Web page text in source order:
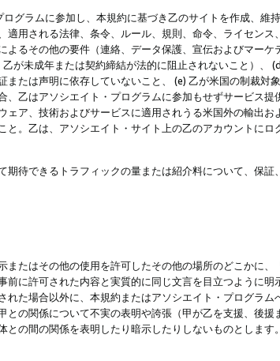
グラムに参加し、本規約に基づき乙のサイトを作成、維
用される法律、条令、ルール、規則、命令、ライセン
るその他の要件（連絡、データ保護、宣伝およびマー
が未成年または契約締結が法的に阻止されないこと）、
たは声明に依存していないこと、 (e) 乙が米国の制裁対
乙はアソシエイト・プログラムに参加もせずサービス
ア、技術およびサービスに適用されうる米国外の輸出
。乙は、アソシエイト・サイト上の乙のアカウントに
待できるトラフィックの量または紹介料について、保
たはその他の使用を許可したその他の場所のどこかに
に許可された内容と実質的に同じ文言を目立つように明
た場合以外に、本規約またはアソシエイト・プログラ
の関係について不実の表明や誇張（甲が乙を支援、後
の間の関係を表明したり暗示したりしないものとします。